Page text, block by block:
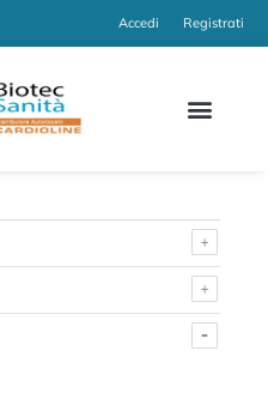
Accedi Registrati